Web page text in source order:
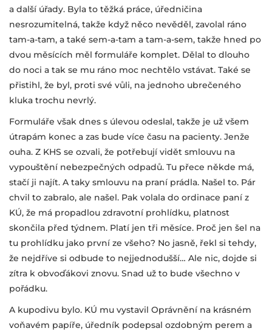
a další úřady. Byla to těžká práce, úředničina
nesrozumitelná, takže když něco nevěděl, zavolal ráno
tam-a-tam, a také sem-a-tam a tam-a-sem, takže hned po
dvou měsících měl formuláře komplet. Dělal to dlouho
do noci a tak se mu ráno moc nechtělo vstávat. Také se
přistihl, že byl, proti své vůli, na jednoho ubrečeného
kluka trochu nevrlý.
Formuláře však dnes s úlevou odeslal, takže je už všem
útrapám konec a zas bude více času na pacienty. Jenže
ouha. Z KHS se ozvali, že potřebují vidět smlouvu na
vypouštění nebezpečných odpadů. Tu přece někde má,
stačí ji najít. A taky smlouvu na praní prádla. Našel to. Pár
chvil to zabralo, ale našel. Pak volala do ordinace paní z
KÚ, že má propadlou zdravotní prohlídku, platnost
skončila před týdnem. Platí jen tři měsíce. Proč jen šel na
tu prohlídku jako první ze všeho? No jasně, řekl si tehdy,
že nejdříve si odbude to nejjednodušší… Ale nic, dojde si
zítra k obvoďákovi znovu. Snad už to bude všechno v
pořádku.
A kupodivu bylo. KÚ mu vystavil Oprávnění na krásném
voňavém papíře, úředník podepsal ozdobným perem a